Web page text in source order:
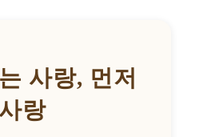
사랑, 먼저
랑